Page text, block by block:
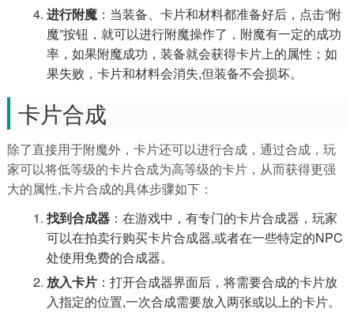
进行附魔：当装备、卡片和材料都准备好后，点击“附
魔”按钮，就可以进行附魔操作了，附魔有一定的成功
率，如果附魔成功，装备就会获得卡片上的属性；如
果失败，卡片和材料会消失,但装备不会损坏。
卡片合成
除了直接用于附魔外，卡片还可以进行合成，通过合成，玩
家可以将低等级的卡片合成为高等级的卡片，从而获得更强
大的属性,卡片合成的具体步骤如下：
找到合成器：在游戏中，有专门的卡片合成器，玩家
可以在拍卖行购买卡片合成器,或者在一些特定的NPC
处使用免费的合成器。
放入卡片：打开合成器界面后，将需要合成的卡片放
入指定的位置,一次合成需要放入两张或以上的卡片。